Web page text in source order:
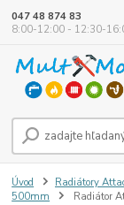
047 48 874 83
8:00-12:00 - 12:30-
Úvod Radiátory
500mm
Radiátor